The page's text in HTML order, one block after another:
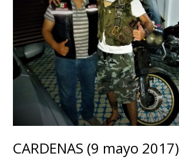
CARDENAS (9 mayo 2017)